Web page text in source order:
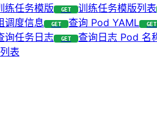
练任务模版 GET 训练任务模版列表
调度信息 GET 查询 Pod YAML GET
询任务日志 GET 查询日志 Pod 名
表